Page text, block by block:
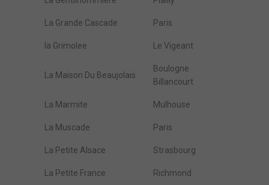
La Grande Cascade Paris
la Grimolee Le Vigeant
La Maison Du Beaujolais
Boulogne
Billancourt
La Marmite Mulhouse
La Muscade Paris
La Petite Alsace Strasbourg
La Petite France Richmond